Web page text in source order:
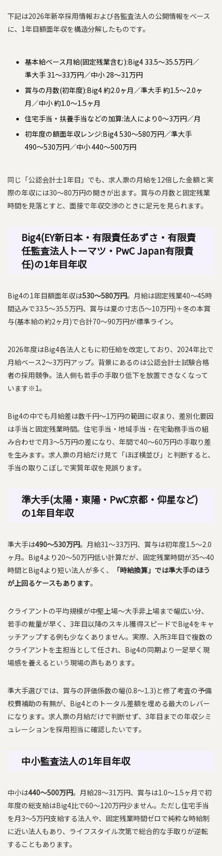
下記は2026年新卒採用情報および各監査法人の公開情報をベース
に、1年目額面年収を構造分解したものです。
基本給ベース月給(固定残業含む):Big4 33.5〜35.5万円／
準大手 31〜33万円／中小 28〜31万円
賞与の月数(初年度):Big4 約2.0ヶ月／準大手 約1.5〜2.0ヶ
月／中小 約1.0〜1.5ヶ月
住宅手当・扶養手当などの加算:法人により0〜3万円／月
初年度の額面年収レンジ:Big4 530〜580万円／準大手
490〜530万円／中小 440〜500万円
同じ「公認会計士1年目」でも、求人票の月給を12倍した金額と実
際の年収には30〜80万円の開きが出ます。賞与の月数と固定残業
時間を見落とすと、面接で年収交渉のときに足元を見られます。
Big4(EY新日本・有限責任あずさ・有限責
任監査法人トーマツ・PwC Japan有限責
任)の1年目年収
Big4の1年目額面年収は530〜580万円。月給は固定残業40〜45時
間込みで33.5〜35.5万円、賞与は夏の寸志(5〜10万円)＋冬の本賞
与(基本給の約2ヶ月)で合計70〜90万円が標準ライン。
2026年度はBig4各法人ともに初任給を改定しており、2024年比で
月給ベース2〜3万円アップ。背景にあるのは公認会計士試験合格
者の採用競争。法人側も若手の手取り低下を放置できなくなって
います※1。
Big4の中でも月給差は数千円〜1万円の範囲に収まり、差別化要因
は手当と固定残業時間。住宅手当・地域手当・在宅勤務手当の組
み合わせで月3〜5万円の差になり、年間で40〜60万円の手取り差
を生みます。求人票の月給だけ見て「ほぼ横並び」と判断すると、
手当の取りこぼしで実質年収を見誤ります。
準大手(太陽・東陽・PwC京都・仰星など)
の1年目年収
準大手は490〜530万円。月給31〜33万円、賞与は初年度1.5〜2.0
ヶ月。Big4より20〜50万円低い計算だが、固定残業時間が35〜40
時間とBig4より短い法人が多く、
「時給換算」では準大手のほう
が上回るケースもあります。
クライアントの平均規模が中堅上場〜大手非上場まで幅広い分、
若手の裁量が早く、3年目以降のスキル獲得スピードでBig4をキャ
ッチアップする例も少なくありません。実際、入所3年目で複数の
クライアントを主担当として任され、Big4の同期より一足早く現
場感を養えるという現場の声もあります。
準大手選びでは、賞与の評価係数の幅(0.8〜1.3)と修了考査の予備
校費補助の有無が、Big4とのトータル差額を埋める最大のレバー
になります。求人票の月給だけで判断せず、3年目までの年収シミ
ュレーションを採用担当に確認したいです。
中小監査法人の1年目年収
中小は440〜500万円。月給28〜31万円、賞与は1.0〜1.5ヶ月で初
年度の総支給はBig4比で60〜120万円少ません。ただし住宅手当
を月3〜5万円支給する法人や、固定残業時間ゼロで純粋な時給制
に近い法人もあり、ライフスタイル次第で総合的な手取りが逆転
することもあります。